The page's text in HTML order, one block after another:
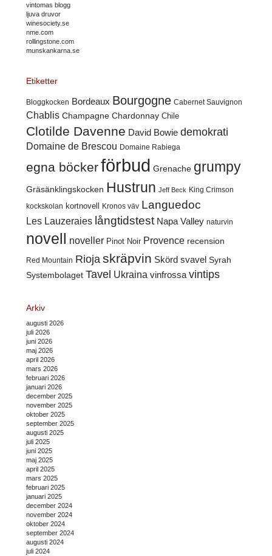
vintomas blogg
ljuva druvor
winesociety.se
nme.com
rollingstone.com
munskankarna.se
Etiketter
Bloggkocken Bordeaux Bourgogne Cabernet Sauvignon
Chablis Champagne Chardonnay Chile
Clotilde Davenne David Bowie demokrati
Domaine de Brescou Domaine Rabiega
egna böckerförbud Grenache grumpy
Gräsänklingskocken Hustrun Jeff Beck King Crimson
kockskolan kortnovell Kronos väv Languedoc
Les Lauzeraies långtidstest Napa Valley naturvin
novell noveller Pinot Noir Provence recension
Red Mountain Rioja skräpvin Skörd svavel Syrah
Systembolaget Tavel Ukraina vinfrossa vintips
Arkiv
augusti 2026
juli 2026
juni 2026
maj 2026
april 2026
mars 2026
februari 2026
januari 2026
december 2025
november 2025
oktober 2025
september 2025
augusti 2025
juli 2025
juni 2025
maj 2025
april 2025
mars 2025
februari 2025
januari 2025
december 2024
november 2024
oktober 2024
september 2024
augusti 2024
juli 2024